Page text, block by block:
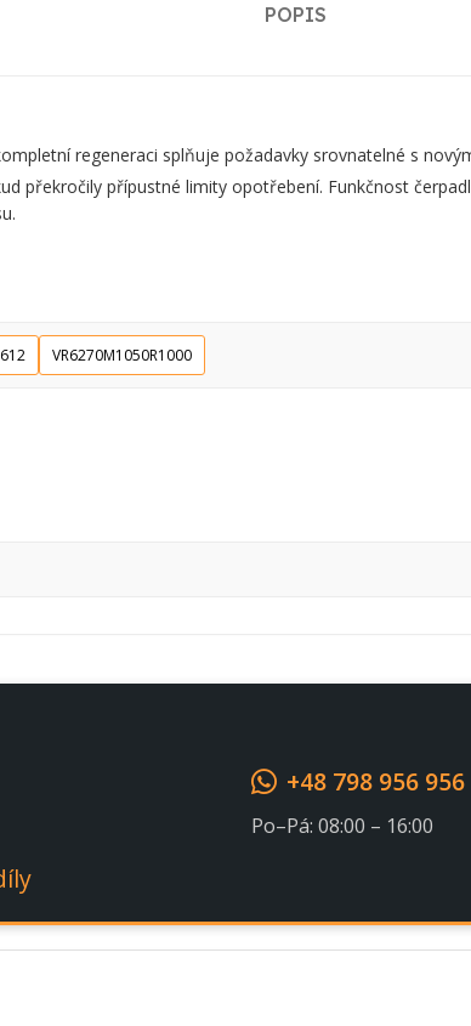
POPIS
regeneraci splňuje požadavky srovnatelné s
překročily přípustné limity opotřebení. Funkčnost
VR6270M1050R1000
+48 798 956 956
Po–Pá: 08:00 – 16:00